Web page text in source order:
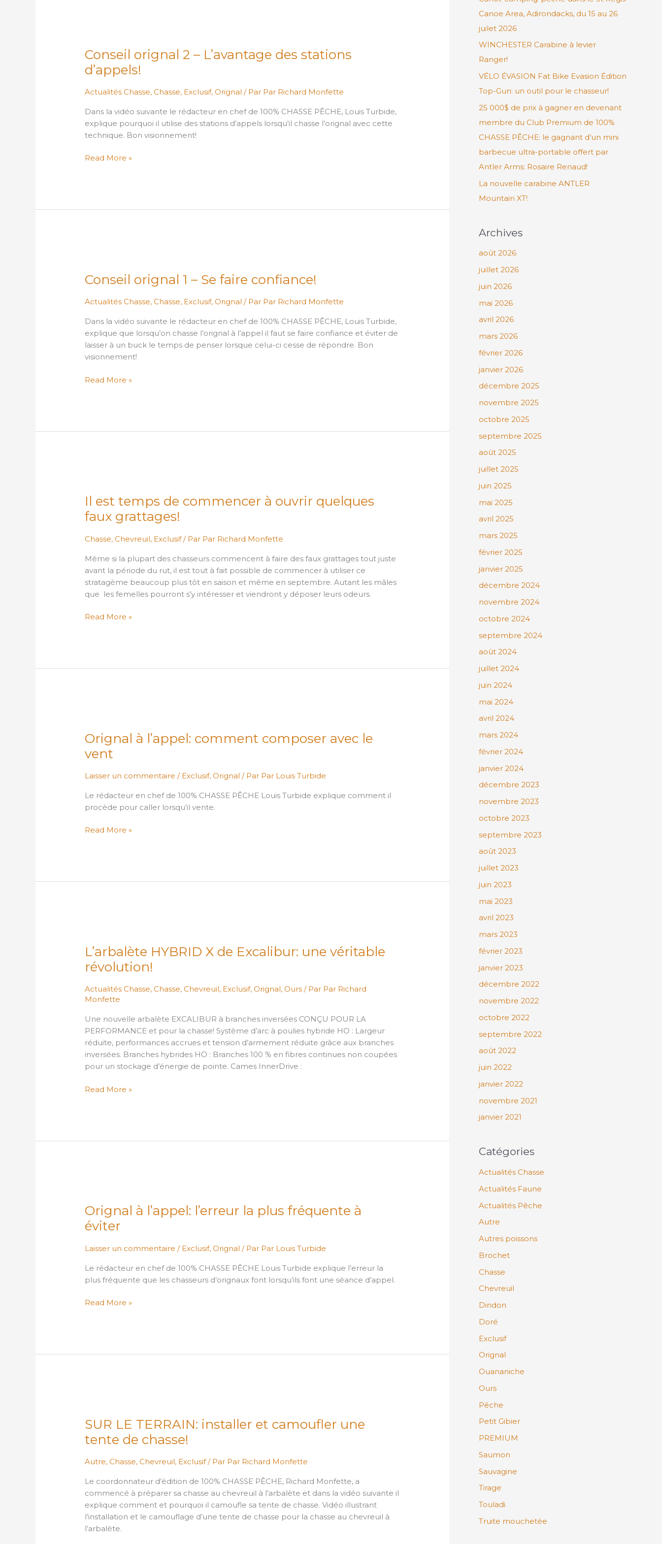
Conseil orignal 2 – L’avantage des stations
d’appels!
Actualités Chasse, Chasse, Exclusif, Orignal / Par Par Richard Monfette
Dans la vidéo suivante le rédacteur en chef de 100% CHASSE PÊCHE, Louis Turbide,
explique pourquoi il utilise des stations d’appels lorsqu’il chasse l’orignal avec cette
technique. Bon visionnement!
2
L’avantage
des
d’appels!
Read More »
Conseil orignal 1 – Se faire confiance!
Actualités Chasse, Chasse, Exclusif, Orignal / Par Par Richard Monfette
Dans la vidéo suivante le rédacteur en chef de 100% CHASSE PÊCHE, Louis Turbide,
explique que lorsqu’on chasse l’orignal à l’appel il faut se faire confiance et éviter de
laisser à un buck le temps de penser lorsque celui-ci cesse de répondre. Bon
visionnement!
1
Se
confiance!
Read More »
Il est temps de commencer à ouvrir quelques
faux grattages!
Chasse, Chevreuil, Exclusif/ Par Par Richard Monfette
Même si la plupart des chasseurs commencent à faire des faux grattages tout juste
avant la période du rut, il est tout à fait possible de commencer à utiliser ce
stratagème beaucoup plus tôt en saison et même en septembre. Autant les mâles
que les femelles pourront s’y intéresser et viendront y déposer leurs odeurs.
temps
de
commencer
à
quelques
faux
grattages!
Read More »
Orignal à l’appel: comment composer avec le
vent
Laisser un commentaire / Exclusif, Orignal / Par Par Louis Turbide
Le rédacteur en chef de 100% CHASSE PÊCHE Louis Turbide explique comment il
procède pour caller lorsqu’il vente.
l’appel:
comment
composer
avec
vent
Read More »
L’arbalète HYBRID X de Excalibur: une véritable
révolution!
Actualités Chasse, Chasse, Chevreuil, Exclusif, Orignal, Ours / Par Par Richard
Monfette
Une nouvelle arbalète EXCALIBUR à branches inversées CONÇU POUR LA
PERFORMANCE et pour la chasse! Système d’arc à poulies hybride HO : Largeur
réduite, performances accrues et tension d’armement réduite grâce aux branches
inversées. Branches hybrides HO : Branches 100 % en fibres continues non coupées
pour un stockage d’énergie de pointe. Cames InnerDrive :
X
de
Excalibur:
une
véritable
Read More »
Orignal à l’appel: l’erreur la plus fréquente à
éviter
Laisser un commentaire / Exclusif, Orignal / Par Par Louis Turbide
Le rédacteur en chef de 100% CHASSE PÊCHE Louis Turbide explique l’erreur la
plus fréquente que les chasseurs d’orignaux font lorsqu’ils font une séance d’appel.
l’appel:
l’erreur
la
plus
à
éviter
Read More »
SUR LE TERRAIN: installer et camoufler une
tente de chasse!
Autre, Chasse, Chevreuil, Exclusif/ Par Par Richard Monfette
Le coordonnateur d’édition de 100% CHASSE PÊCHE, Richard Monfette, a
commencé à préparer sa chasse au chevreuil à l’arbalète et dans la vidéo suivante il
explique comment et pourquoi il camoufle sa tente de chasse. Vidéo illustrant
l’installation et le camouflage d’une tente de chasse pour la chasse au chevreuil à
l’arbalète.
TERRAIN:
installer
et
camoufler
tente
de
chasse!
r
c
h
e
r
:
Canoe Area, Adirondacks, du 15 au 26
juilet 2026
WINCHESTER Carabine à levier
Ranger!
VÉLO ÉVASION Fat Bike Evasion Édition
Top-Gun: un outil pour le chasseur!
25 000$ de prix à gagner en devenant
membre du Club Premium de 100%
CHASSE PÊCHE: le gagnant d’un mini
barbecue ultra-portable offert par
Antler Arms: Rosaire Renaud!
La nouvelle carabine ANTLER
Mountain XT!
Archives
août 2026
juillet 2026
juin 2026
mai 2026
avril 2026
mars 2026
février 2026
janvier 2026
décembre 2025
novembre 2025
octobre 2025
septembre 2025
août 2025
juillet 2025
juin 2025
mai 2025
avril 2025
mars 2025
février 2025
janvier 2025
décembre 2024
novembre 2024
octobre 2024
septembre 2024
août 2024
juillet 2024
juin 2024
mai 2024
avril 2024
mars 2024
février 2024
janvier 2024
décembre 2023
novembre 2023
octobre 2023
septembre 2023
août 2023
juillet 2023
juin 2023
mai 2023
avril 2023
mars 2023
février 2023
janvier 2023
décembre 2022
novembre 2022
octobre 2022
septembre 2022
août 2022
juin 2022
janvier 2022
novembre 2021
janvier 2021
Catégories
Actualités Chasse
Actualités Faune
Actualités Pêche
Autre
Autres poissons
Brochet
Chasse
Chevreuil
Dindon
Doré
Exclusif
Orignal
Ouananiche
Ours
Pêche
Petit Gibier
PREMIUM
Saumon
Sauvagine
Tirage
Touladi
Truite mouchetée